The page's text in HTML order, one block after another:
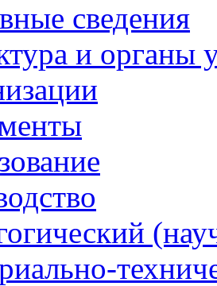
сведения
и органы